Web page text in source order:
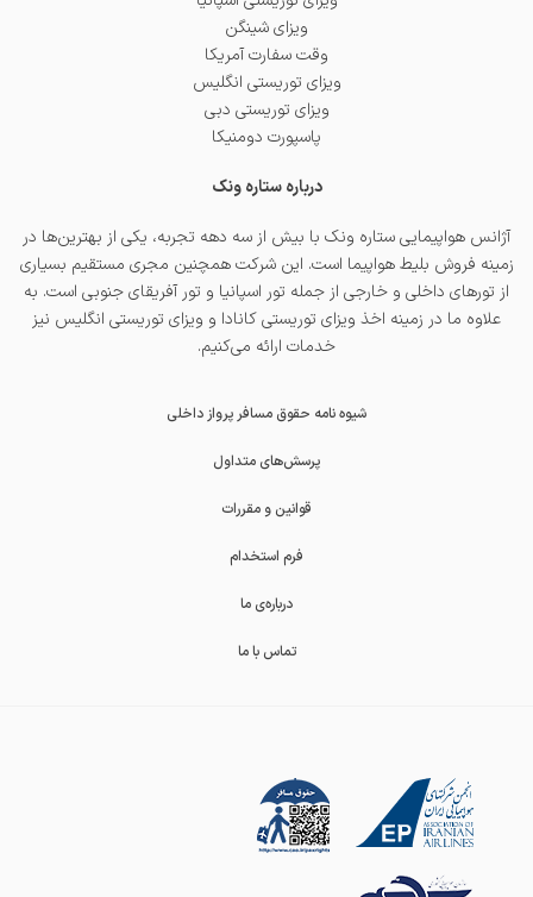
ویزای شینگن
وقت سفارت آمریکا
ویزای توریستی انگلیس
ویزای توریستی دبی
پاسپورت دومنیکا
درباره ستاره ونک
آژانس هواپیمایی ستاره ونک با بیش از سه دهه تجربه، یکی از بهترین‌ها در
زمینه فروش بلیط هواپیما است. این شرکت همچنین مجری مستقیم بسیاری
از تورهای داخلی و خارجی از جمله تور اسپانیا و تور آفریقای جنوبی است. به
علاوه ما در زمینه اخذ ویزای توریستی کانادا و ویزای توریستی انگلیس نیز
خدمات ارائه می‌کنیم.
شیوه نامه حقوق مسافر پرواز داخلی
پرسش‌های متداول
قوانین و مقررات
فرم استخدام
درباره‌ی ما
تماس با ما